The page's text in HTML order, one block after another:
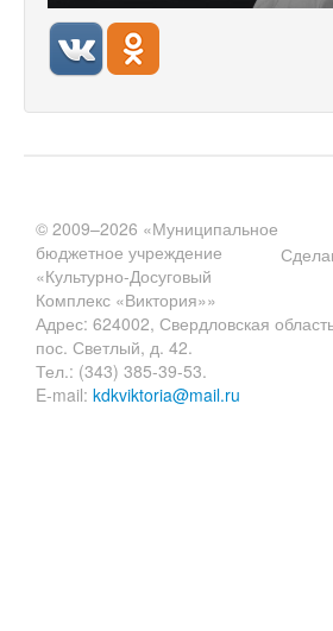
© 2009–2026 «Муниципальное
бюджетное учреждение
«Культурно-Досуговый
Комплекс «Виктория»»
Адрес: 624002, Свердловская
пос. Светлый, д. 42.
Тел.: (343) 385-39-53.
E-mail: kdkviktoria@mail.ru